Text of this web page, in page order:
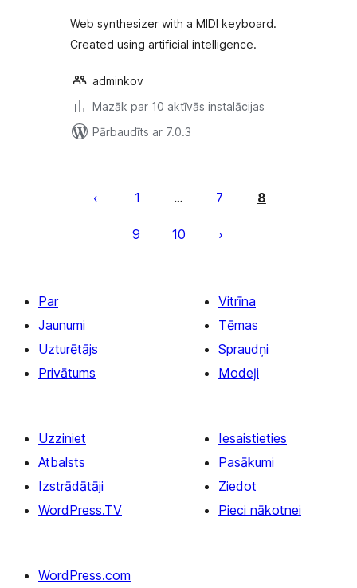
Web synthesizer with a MIDI keyboard.
Created using artificial intelligence.
adminkov
Mazāk par 10 aktīvās instalācijas
Pārbaudīts ar 7.0.3
numerācija
lappusēm
1 … 7 8
9 10
Par
Jaunumi
Uzturētājs
Privātums
Vitrīna
Tēmas
Spraudņi
Modeļi
Uzziniet
Atbalsts
Izstrādātāji
WordPress.TV
Iesaistieties
Pasākumi
Ziedot
Pieci nākotnei
WordPress.com